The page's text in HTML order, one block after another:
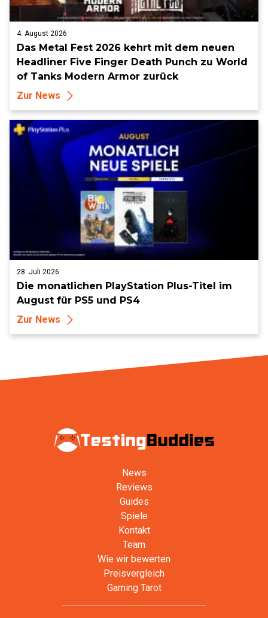
4. August 2026
Das Metal Fest 2026 kehrt mit dem neuen
Headliner Five Finger Death Punch zu World
of Tanks Modern Armor zurück
Zur News
28. Juli 2026
Die monatlichen PlayStation Plus-Titel im
August für PS5 und PS4
Zur News
News
Reviews
Guides
Spiele
Kontakt
Team
Wie wir bewerten
Preisvergleich
Gaming Tarot